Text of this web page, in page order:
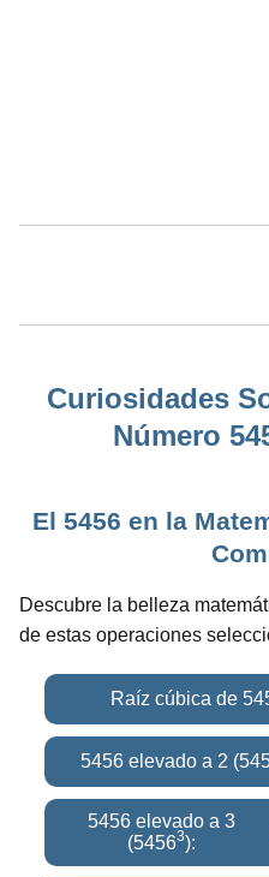
Curiosidades
Número
El 5456 en la
Descubre la belleza
de estas operaciones
Raíz cúbica de
5456 elevado a 2
5456 elevado a 3
(54563):